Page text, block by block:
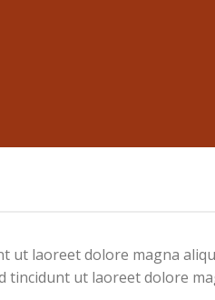
ut laoreet dolore magna
tincidunt ut laoreet dolore